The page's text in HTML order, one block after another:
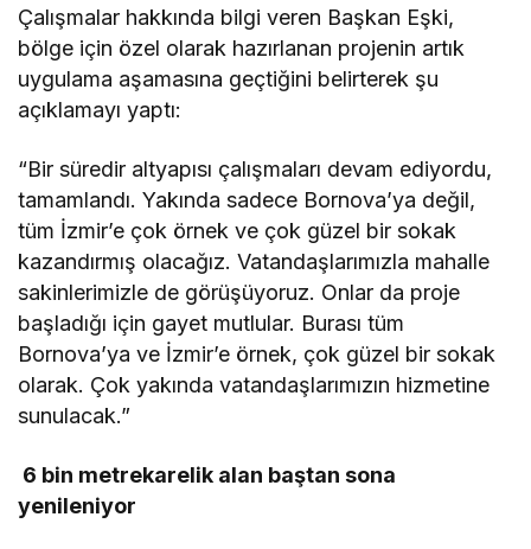
Çalışmalar hakkında bilgi veren Başkan Eşki,
bölge için özel olarak hazırlanan projenin artık
uygulama aşamasına geçtiğini belirterek şu
açıklamayı yaptı:
“Bir süredir altyapısı çalışmaları devam ediyordu,
tamamlandı. Yakında sadece Bornova’ya değil,
tüm İzmir’e çok örnek ve çok güzel bir sokak
kazandırmış olacağız. Vatandaşlarımızla mahalle
sakinlerimizle de görüşüyoruz. Onlar da proje
başladığı için gayet mutlular. Burası tüm
Bornova’ya ve İzmir’e örnek, çok güzel bir sokak
olarak. Çok yakında vatandaşlarımızın hizmetine
sunulacak.”
6 bin metrekarelik alan baştan sona
yenileniyor